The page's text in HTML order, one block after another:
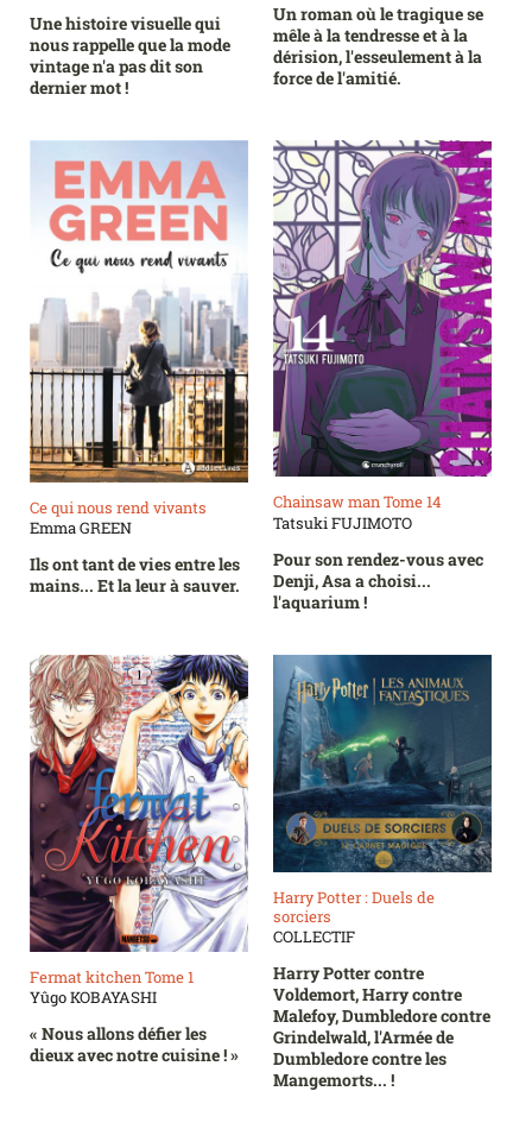
Une histoire visuelle qui
nous rappelle que la mode
vintage n'a pas dit son
dernier mot !
Un roman où le tragique se
mêle à la tendresse et à la
dérision, l'esseulement à la
force de l'amitié.
Ce qui nous rend vivants
Emma GREEN
Ils ont tant de vies entre les
mains... Et la leur à sauver.
Chainsaw man Tome 14
Tatsuki FUJIMOTO
Pour son rendez-vous avec
Denji, Asa a choisi...
l'aquarium !
Fermat kitchen Tome 1
Yûgo KOBAYASHI
« Nous allons défier les
dieux avec notre cuisine ! »
Harry Potter : Duels de
sorciers
COLLECTIF
Harry Potter contre
Voldemort, Harry contre
Malefoy, Dumbledore contre
Grindelwald, l'Armée de
Dumbledore contre les
Mangemorts... !